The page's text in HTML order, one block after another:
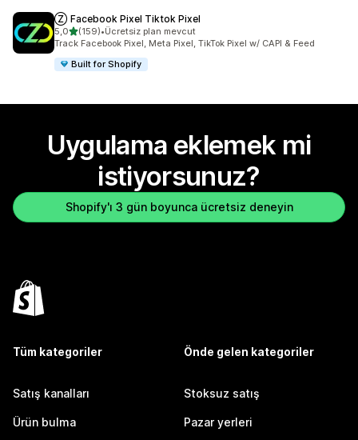
Ⓩ Facebook Pixel Tiktok Pixel
5,05 yıldız üzerinden
(159)
toplam 159 değerlendirme
•Ücretsiz plan mevcut
Track Facebook Pixel, Meta Pixel, TikTok Pixel w/ CAPI & Feed
Built for Shopify
Uygulama eklemek mi
istiyorsunuz?
Shopify'ı 3 gün boyunca ücretsiz deneyin
Tüm kategoriler
Satış kanalları
Ürün bulma
Önde gelen kategoriler
Stoksuz satış
Pazar yerleri